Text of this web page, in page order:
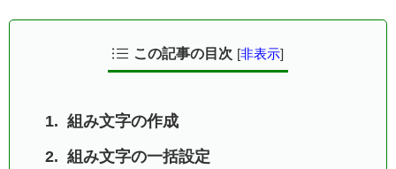
この記事の目次 [非表示]
組み文字の作成
組み文字の一括設定